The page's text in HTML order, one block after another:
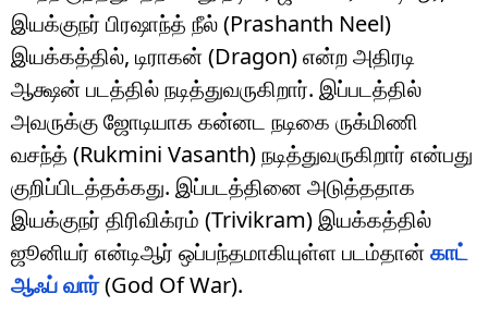
இயக்குநர் பிரஷாந்த் நீல் (Prashanth Neel)
இயக்கத்தில், டிராகன் (Dragon) என்ற அதிரடி
ஆக்ஷன் படத்தில் நடித்துவருகிறார். இப்படத்தில்
அவருக்கு ஜோடியாக கன்னட நடிகை ருக்மிணி
வசந்த் (Rukmini Vasanth) நடித்துவருகிறார் என்பது
குறிப்பிடத்தக்கது. இப்படத்தினை அடுத்ததாக
இயக்குநர் திரிவிக்ரம் (Trivikram) இயக்கத்தில்
ஜூனியர் என்டிஆர் ஒப்பந்தமாகியுள்ள படம்தான்காட்
ஆஃப் வார்(God Of War).